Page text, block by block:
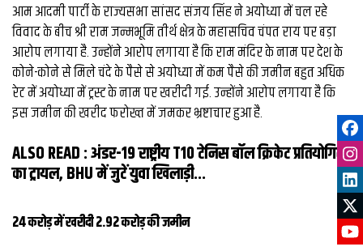
आम आदमी पार्टी के राज्यसभा सांसद संजय सिंह ने अयोध्या में चल रहे
विवाद के बीच श्री राम जन्मभूमि तीर्थ क्षेत्र के महासचिव चंपत राय पर बड़ा
आरोप लगाया है. उन्होंने आरोप लगाया है कि राम मंदिर के नाम पर देश के
कोने-कोने से मिले चंदे के पैसे से अयोध्या में कम पैसे की जमीन बहुत अधिक
रेट में अयोध्या में ट्रस्ट के नाम पर खरीदी गई. उन्होंने आरोप लगाया है कि
इस जमीन की खरीद फरोख्त में जमकर भ्रष्टाचार हुआ है.
ALSO READ :अंडर-19 राष्ट्रीय T10 टेनिस बॉल क्रिकेट प्रतियोगिता
का ट्रायल, BHU में जुटें युवा खिलाड़ी...
24 करोड़ में खरीदी 2.92 करोड़ की जमीन